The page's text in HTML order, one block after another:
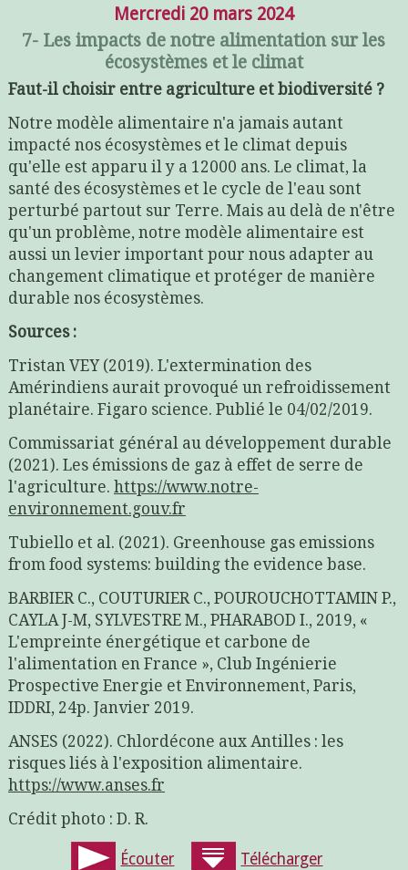
Mercredi 20 mars 2024
7- Les impacts de notre alimentation sur les
écosystèmes et le climat
Faut-il choisir entre agriculture et biodiversité ?
Notre modèle alimentaire n'a jamais autant
impacté nos écosystèmes et le climat depuis
qu'elle est apparu il y a 12000 ans. Le climat, la
santé des écosystèmes et le cycle de l'eau sont
perturbé partout sur Terre. Mais au delà de n'être
qu'un problème, notre modèle alimentaire est
aussi un levier important pour nous adapter au
changement climatique et protéger de manière
durable nos écosystèmes.
Sources :
Tristan VEY (2019). L'extermination des
Amérindiens aurait provoqué un refroidissement
planétaire. Figaro science. Publié le 04/02/2019.
Commissariat général au développement durable
(2021). Les émissions de gaz à effet de serre de
l'agriculture. https://www.notre-
environnement.gouv.fr
Tubiello et al. (2021). Greenhouse gas emissions
from food systems: building the evidence base.
BARBIER C., COUTURIER C., POUROUCHOTTAMIN P.,
CAYLA J-M, SYLVESTRE M., PHARABOD I., 2019, «
L'empreinte énergétique et carbone de
l'alimentation en France », Club Ingénierie
Prospective Energie et Environnement, Paris,
IDDRI, 24p. Janvier 2019.
ANSES (2022). Chlordécone aux Antilles : les
risques liés à l'exposition alimentaire.
https://www.anses.fr
Crédit photo : D. R.
Écouter Télécharger